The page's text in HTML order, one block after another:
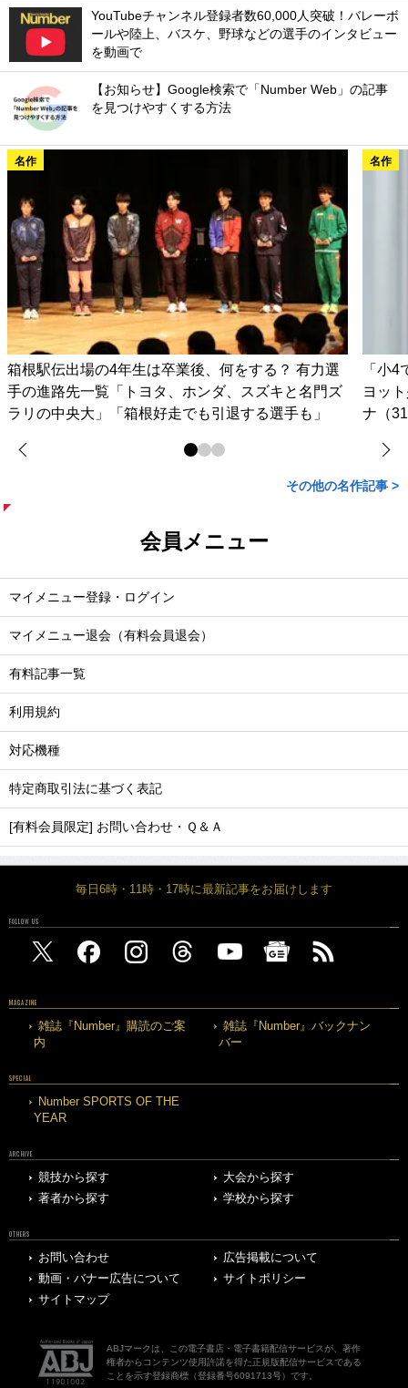
YouTubeチャンネル登録者数60,000人突破！バレーボ
ールや陸上、バスケ、野球などの選手のインタビュー
を動画で
【お知らせ】Google検索で「Number Web」の記事
を見つけやすくする方法
名作
箱根駅伝出場の4年生は卒業後、何をする？ 有力選
手の進路先一覧「トヨタ、ホンダ、スズキと名門ズ
ラリの中央大」「箱根好走でも引退する選手も」
名作
「小
ヨッ
ナ（
その他の名作記事 >
会員メニュー
マイメニュー登録・ログイン
マイメニュー退会（有料会員退会）
有料記事一覧
利用規約
対応機種
特定商取引法に基づく表記
[有料会員限定] お問い合わせ・Ｑ＆Ａ
毎日6時・11時・17時に最新記事をお届けします
FOLLOW US
MAGAZINE
雑誌『Number』購読のご案
内
雑誌『Number』バックナン
バー
SPECIAL
Number SPORTS OF THE
YEAR
ARCHIVE
競技から探す
大会から探す
著者から探す
学校から探す
OTHERS
お問い合わせ
広告掲載について
動画・バナー広告について
サイトポリシー
サイトマップ
ABJマークは、この電子書店・電子書籍配信サービスが、著作
権者からコンテンツ使用許諾を得た正規版配信サービスである
ことを示す登録商標（登録番号6091713号）です。